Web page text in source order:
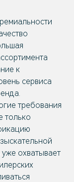
к
сервиса
требования
только
охватывает